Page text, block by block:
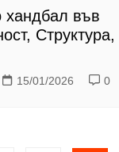
хандбал във
Структура,
15/01/2026 0